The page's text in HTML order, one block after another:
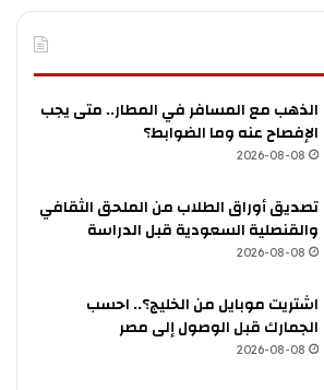
الذهب مع المسافر في المطار.. متى يجب
الإفصاح عنه وما الضوابط؟
2026-08-08
تصديق أوراق الطلاب من الملحق الثقافي
والقنصلية السعودية قبل الدراسة
2026-08-08
اشتريت موبايل من الخليج؟.. احسب
الجمارك قبل الوصول إلى مصر
2026-08-08